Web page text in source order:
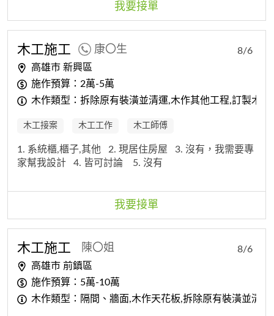
我要接單
木工施工 康〇生
高雄市 新興區
施作預算：2萬-5萬
木作類型：拆除原有裝潢並清運,木作其他工程,訂製木門
8/6
木工接案 木工工作 木工師傅
1. 系統櫃,櫃子,其他 2. 現居住房屋
3. 沒有，我需要專
家幫我設計
4. 皆可討論 5. 沒有
我要接單
木工施工 陳〇姐
高雄市 前鎮區
施作預算：5萬-10萬
木作類型：隔間、牆面,木作天花板,拆除原有裝潢並清運
8/6